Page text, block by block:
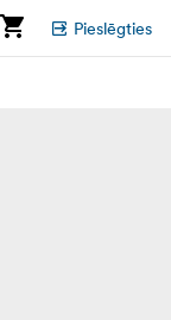
Pieslēgties